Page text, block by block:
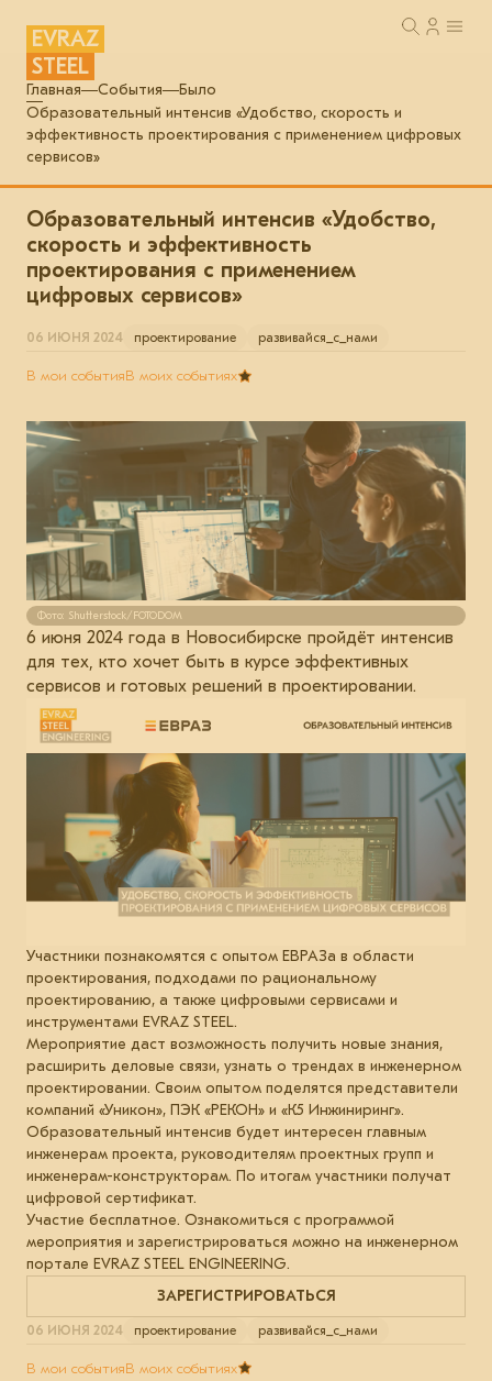
EVRAZ
STEEL
Главная События
Было
Образовательный интенсив «Удобство, скорость и
эффективность проектирования с применением цифровых
сервисов»
Образовательный интенсив «Удобство,
скорость и эффективность
проектирования с применением
цифровых сервисов»
06 ИЮНЯ 2024 проектирование развивайся_с_нами
В мои событияВ моих событиях
Фото: Shutterstock/FOTODOM
6 июня 2024 года в Новосибирске пройдёт интенсив
для тех, кто хочет быть в курсе эффективных
сервисов и готовых решений в проектировании.
Участники познакомятся с опытом ЕВРАЗа в области
проектирования, подходами по рациональному
проектированию, а также цифровыми сервисами и
инструментами EVRAZ STEEL.
Мероприятие даст возможность получить новые знания,
расширить деловые связи, узнать о трендах в инженерном
проектировании. Своим опытом поделятся представители
компаний «Уникон», ПЭК «РЕКОН» и «К5 Инжиниринг».
Образовательный интенсив будет интересен главным
инженерам проекта, руководителям проектных групп и
инженерам-конструкторам. По итогам участники получат
цифровой сертификат.
Участие бесплатное. Ознакомиться с программой
мероприятия и зарегистрироваться можно на инженерном
портале EVRAZ STEEL ENGINEERING.
ЗАРЕГИСТРИРОВАТЬСЯ
06 ИЮНЯ 2024 проектирование развивайся_с_нами
В мои событияВ моих событиях